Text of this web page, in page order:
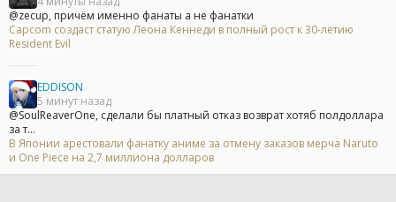
@zecup, причём именно фанаты а не фанатки
Capcom создаст статую Леона Кеннеди в полный рост к 30-летию
Resident Evil
EDDISON
5 минут назад
@SoulReaverOne, сделали бы платный отказ возврат хотяб полдоллара
за т...
В Японии арестовали фанатку аниме за отмену заказов мерча Naruto
и One Piece на 2,7 миллиона долларов